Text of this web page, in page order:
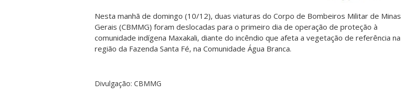
Nesta manhã de domingo (10/12), duas viaturas do Corpo de Bombeiros Militar de Minas
Gerais (CBMMG) foram deslocadas para o primeiro dia de operação de proteção à
comunidade indígena Maxakali, diante do incêndio que afeta a vegetação de referência na
região da Fazenda Santa Fé, na Comunidade Água Branca.
Divulgação: CBMMG